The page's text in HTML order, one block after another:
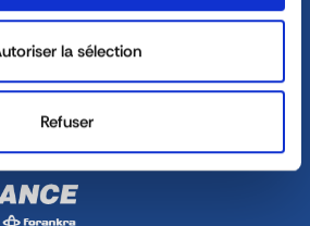
la sélection
Refuser
- 69 780 Mions